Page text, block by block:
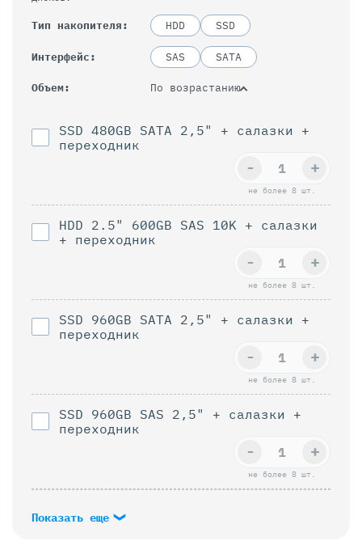
Тип накопителя HDD SSD
Интерфейс SAS SATA
Объем По возрастанию
SSD 480GB SATA 2,5" + салазки +
переходник
не более 8 шт.
+
-
HDD 2.5" 600GB SAS 10K + салазки
+ переходник
не более 8 шт.
+
-
SSD 960GB SAТА 2,5" + салазки +
переходник
не более 8 шт.
+
-
SSD 960GB SAS 2,5" + салазки +
переходник
не более 8 шт.
+
-
Показать еще